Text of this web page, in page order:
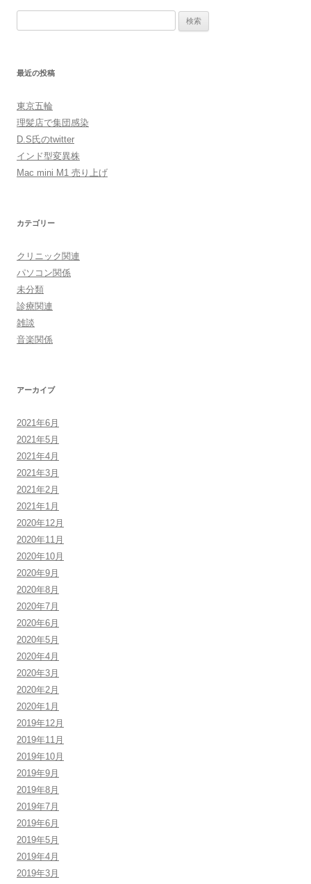
最近の投稿
東京五輪
理髪店で集団感染
D.S氏のtwitter
インド型変異株
Mac mini M1 売り上げ
カテゴリー
クリニック関連
パソコン関係
未分類
診療関連
雑談
音楽関係
アーカイブ
2021年6月
2021年5月
2021年4月
2021年3月
2021年2月
2021年1月
2020年12月
2020年11月
2020年10月
2020年9月
2020年8月
2020年7月
2020年6月
2020年5月
2020年4月
2020年3月
2020年2月
2020年1月
2019年12月
2019年11月
2019年10月
2019年9月
2019年8月
2019年7月
2019年6月
2019年5月
2019年4月
2019年3月